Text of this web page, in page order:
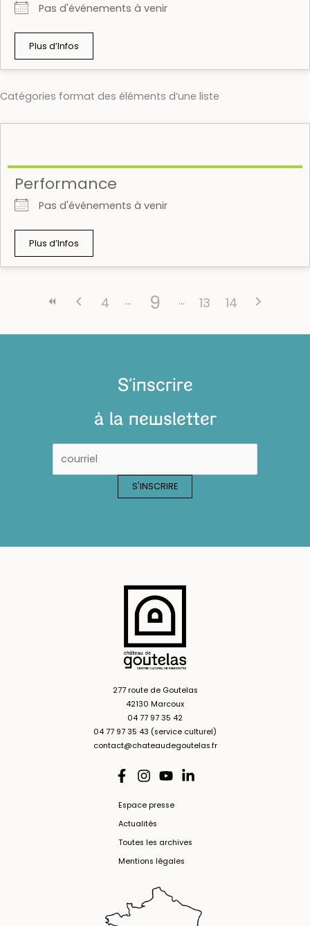
Pas d'événements à venir
Plus d’Infos
Catégories format des éléments d’une liste
Performance
Pas d'événements à venir
Plus d’Infos
4 9 13 14
S'inscrire
à la newsletter
277 route de Goutelas
42130 Marcoux
04 77 97 35 42
04 77 97 35 43 (service culturel)
contact@chateaudegoutelas.fr
Espace presse
Actualités
Toutes les archives
Mentions légales